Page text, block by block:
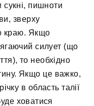
пишноти
зверху
краю. Якщо
силует (що
то необхідно
Якщо це важко,
в область талії
ховатися